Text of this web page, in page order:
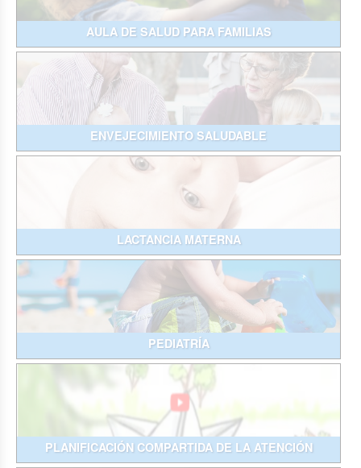
AULA DE SALUD PARA FAMILIAS
ENVEJECIMIENTO SALUDABLE
LACTANCIA MATERNA
PEDIATRÍA
PLANIFICACIÓN COMPARTIDA DE LA ATENCIÓN